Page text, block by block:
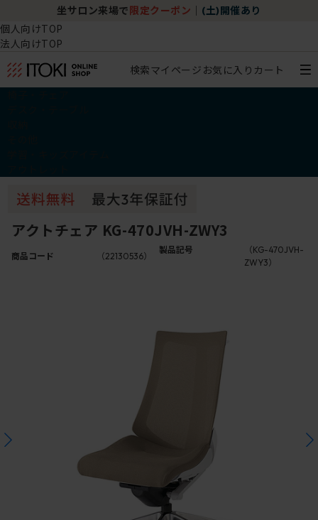
坐サロン来場で 限定クーポン (土)開催あり
個人向けTOP
法人向けTOP
検索マイページ お気に入り カート
アクトチェア KG-470JVH-ZWY3
商品コード （22130536）
製品記号
（KG-470JVH-
ZWY3）